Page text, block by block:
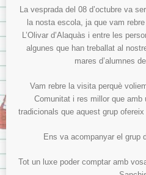
Sol·licitud d’accés a «Itaca Familia»
ITACA pels docents
Avís Legal
Sobre la Protecció de Dades.
La vesprada del 08 d’octubre va
la nosta escola, ja que vam
L’Olivar d’Alaquàs i entre les
algunes que han treballat al
mares d’alumnes
Vam rebre la visita perquè
Comunitat i res millor que amb
tradicionals que aquest grup
Ens va acompanyar el grup
Tot un luxe poder comptar amb